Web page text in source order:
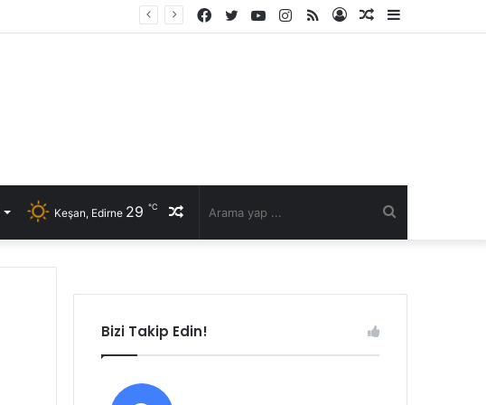
Rastgele
Kayıt
RSS
Instagram
YouTube
Twitter
Facebook
Rastgele
Keşan, Edirne 29 ℃
Bizi Takip Edin!